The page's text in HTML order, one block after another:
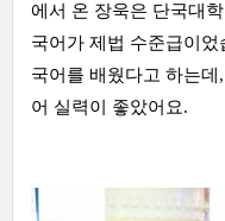
에서 온 장욱은 단국대
국어가 제법 수준급이
국어를 배웠다고 하는
어 실력이 좋았어요.